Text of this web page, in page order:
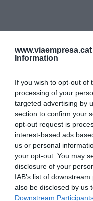
www.viaempresa.cat
Information
If you wish to opt-out of
processing of your
targeted advertising by
section to confirm your
opt-out request is
interest-based ads
us or personal
your opt-out. You may
disclosure of your
IAB’s list of
also be disclosed by us
Downstream